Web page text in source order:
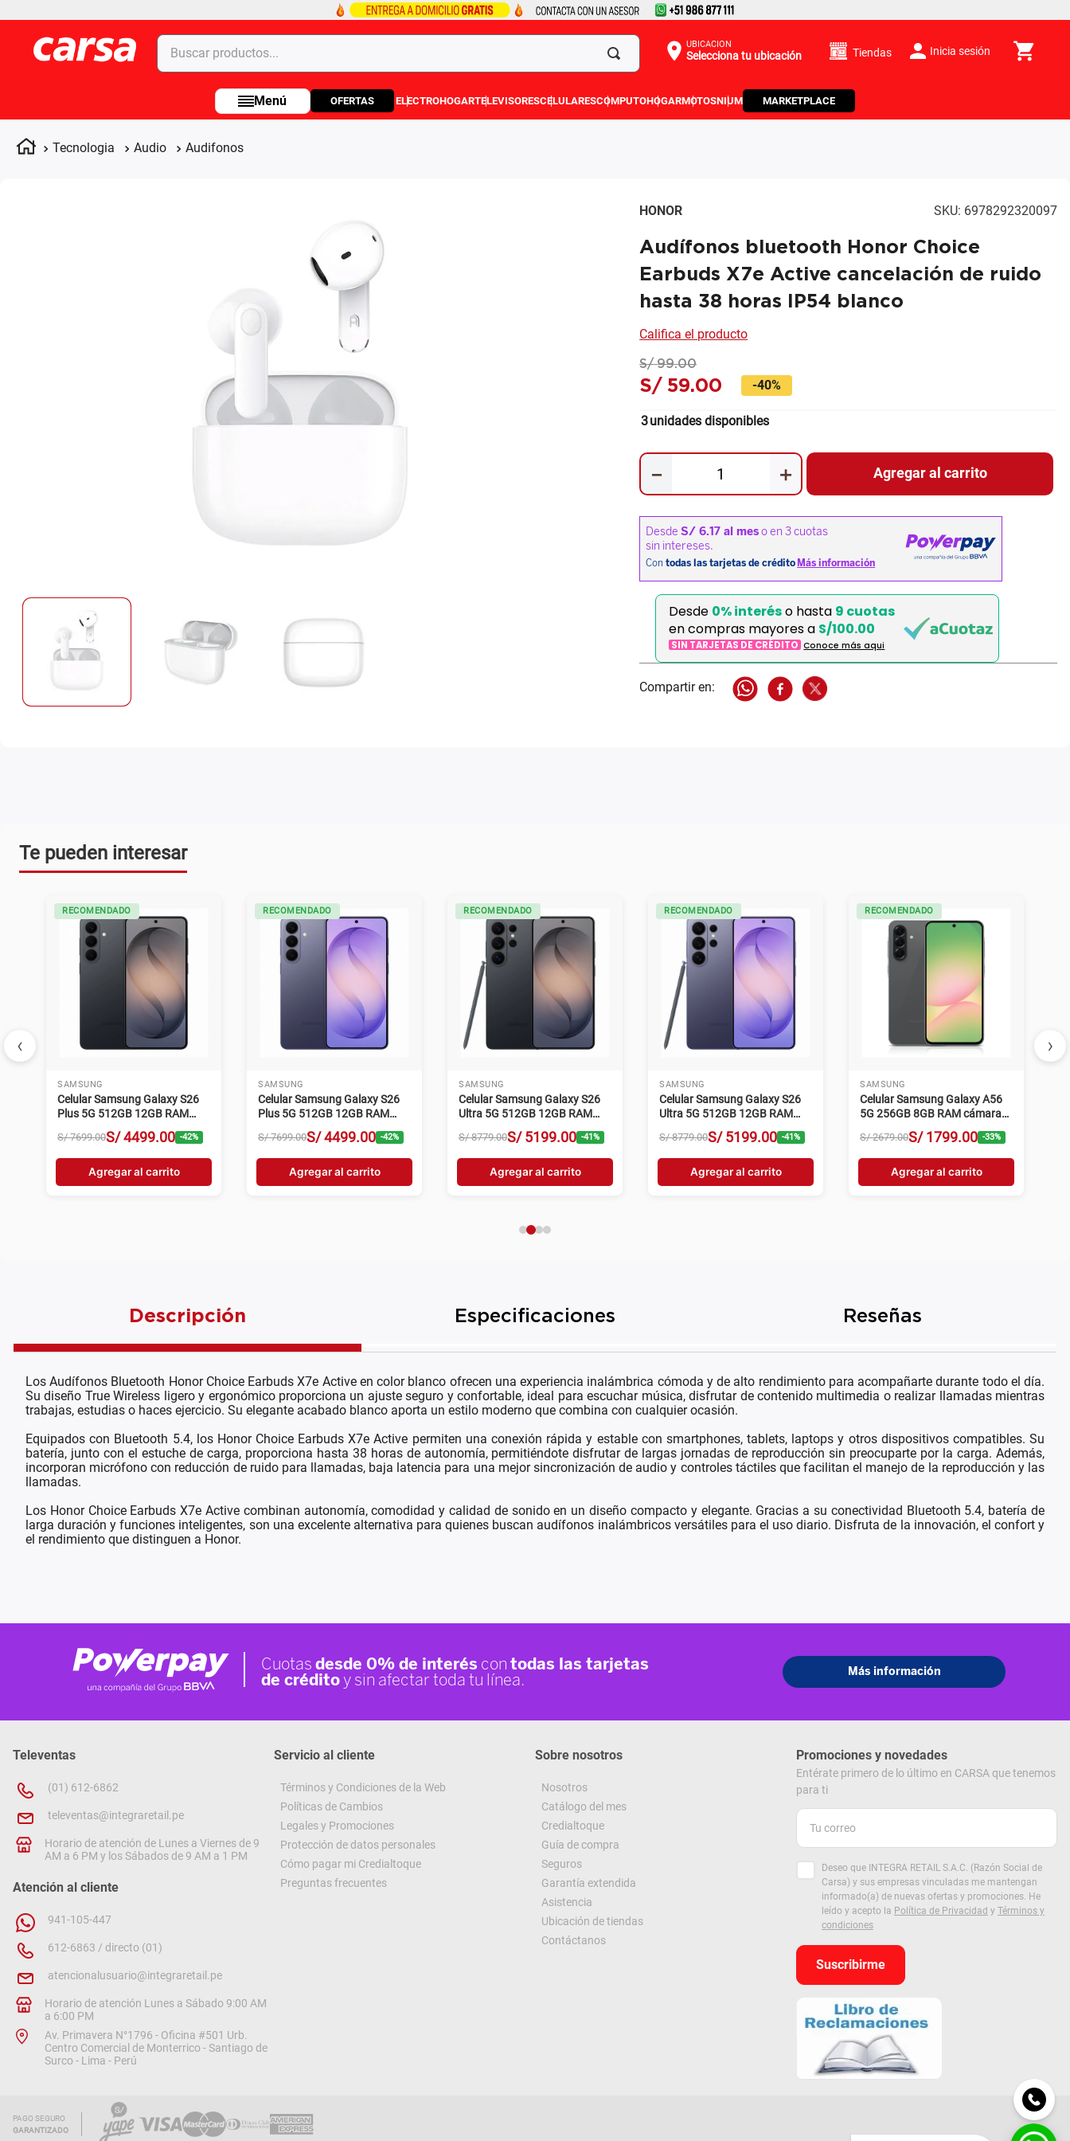
Buscar productos... UBICACIÓN
Selecciona tu ubicación Tiendas Inicia sesión
OFERTAS ELECTROHOGARTELEVISORESCELULARESCOMPUTOHOGARMOTOSNIUM MARKETPLACE
Tecnologia Audio Audifonos
HONOR SKU: 6978292320097
Audífonos bluetooth Honor Choice
Earbuds X7e Active cancelación de ruido
hasta 38 horas IP54 blanco
Califica el producto
S/ 99.00
S/ 59.00 -40%
3unidades disponibles
＋
－ Agregar al carrito
Desde 0% interéso hasta 9 cuotas
en compras mayores a S/100.00
SIN TARJETAS DE CRÉDITO Conoce más aqui
Te pueden interesar
‹
RECOMENDADO
SAMSUNG
Celular Samsung Galaxy S26
Plus 5G 512GB 12GB RAM
50MP Negro
S/ 7699.00S/ 4499.00 -42%
Agregar al carrito
RECOMENDADO
SAMSUNG
Celular Samsung Galaxy S26
Plus 5G 512GB 12GB RAM
50MP Violeta
S/ 7699.00S/ 4499.00 -42%
Agregar al carrito
RECOMENDADO
SAMSUNG
Celular Samsung Galaxy S26
Ultra 5G 512GB 12GB RAM
200MP Negro
S/ 8779.00S/ 5199.00 -41 %
Agregar al carrito
RECOMENDADO
SAMSUNG
Celular Samsung Galaxy S26
Ultra 5G 512GB 12GB RAM
Cámara 200MP violeta
S/ 8779.00S/ 5199.00 -41 %
Agregar al carrito
RECOMENDADO
SAMSUNG
Celular Samsung Galaxy A56
5G 256GB 8GB RAM cámara
50MP negro
S/ 2679.00S/ 1799.00 -33%
Agregar al carrito
›
Descripción Especificaciones Reseñas
Los Audífonos Bluetooth Honor Choice Earbuds X7e Active en color blanco ofrecen una experiencia inalámbrica cómoda y de alto rendimiento para acompañarte durante todo el día.
Su diseño True Wireless ligero y ergonómico proporciona un ajuste seguro y confortable, ideal para escuchar música, disfrutar de contenido multimedia o realizar llamadas mientras
trabajas, estudias o haces ejercicio. Su elegante acabado blanco aporta un estilo moderno que combina con cualquier ocasión.
Equipados con Bluetooth 5.4, los Honor Choice Earbuds X7e Active permiten una conexión rápida y estable con smartphones, tablets, laptops y otros dispositivos compatibles. Su
batería, junto con el estuche de carga, proporciona hasta 38 horas de autonomía, permitiéndote disfrutar de largas jornadas de reproducción sin preocuparte por la carga. Además,
incorporan micrófono con reducción de ruido para llamadas, baja latencia para una mejor sincronización de audio y controles táctiles que facilitan el manejo de la reproducción y las
llamadas.
Los Honor Choice Earbuds X7e Active combinan autonomía, comodidad y calidad de sonido en un diseño compacto y elegante. Gracias a su conectividad Bluetooth 5.4, batería de
larga duración y funciones inteligentes, son una excelente alternativa para quienes buscan audífonos inalámbricos versátiles para el uso diario. Disfruta de la innovación, el confort y
el rendimiento que distinguen a Honor.
Televentas
(01) 612-6862
televentas@integraretail.pe
Horario de atención de Lunes a Viernes de 9
AM a 6 PM y los Sábados de 9 AM a 1 PM
Atención al cliente
941-105-447
612-6863 / directo (01)
atencionalusuario@integraretail.pe
Horario de atención Lunes a Sábado 9:00 AM
a 6:00 PM
Av. Primavera N°1796 - Oficina #501 Urb.
Centro Comercial de Monterrico - Santiago de
Surco - Lima - Perú
Servicio al cliente
Términos y Condiciones de la Web
Políticas de Cambios
Legales y Promociones
Protección de datos personales
Cómo pagar mi Credialtoque
Preguntas frecuentes
Sobre nosotros
Nosotros
Catálogo del mes
Credialtoque
Guía de compra
Seguros
Garantía extendida
Asistencia
Ubicación de tiendas
Contáctanos
Promociones y novedades
Entérate primero de lo último en CARSA que tenemos
para ti
Deseo que INTEGRA RETAIL S.A.C. (Razón Social de
Carsa) y sus empresas vinculadas me mantengan
informado(a) de nuevas ofertas y promociones. He
leído y acepto la Política de Privacidad y Términos y
condiciones
Suscribirme
PAGO SEGURO
GARANTIZADO
Términos más buscados